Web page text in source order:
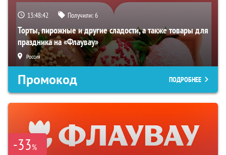
13:48:41 Получили:6
Торты, пирожные и другие сладости, а также товары для
праздника на «Флаувау»
Россия
Промокод ПОДРОБНЕЕ
-33%